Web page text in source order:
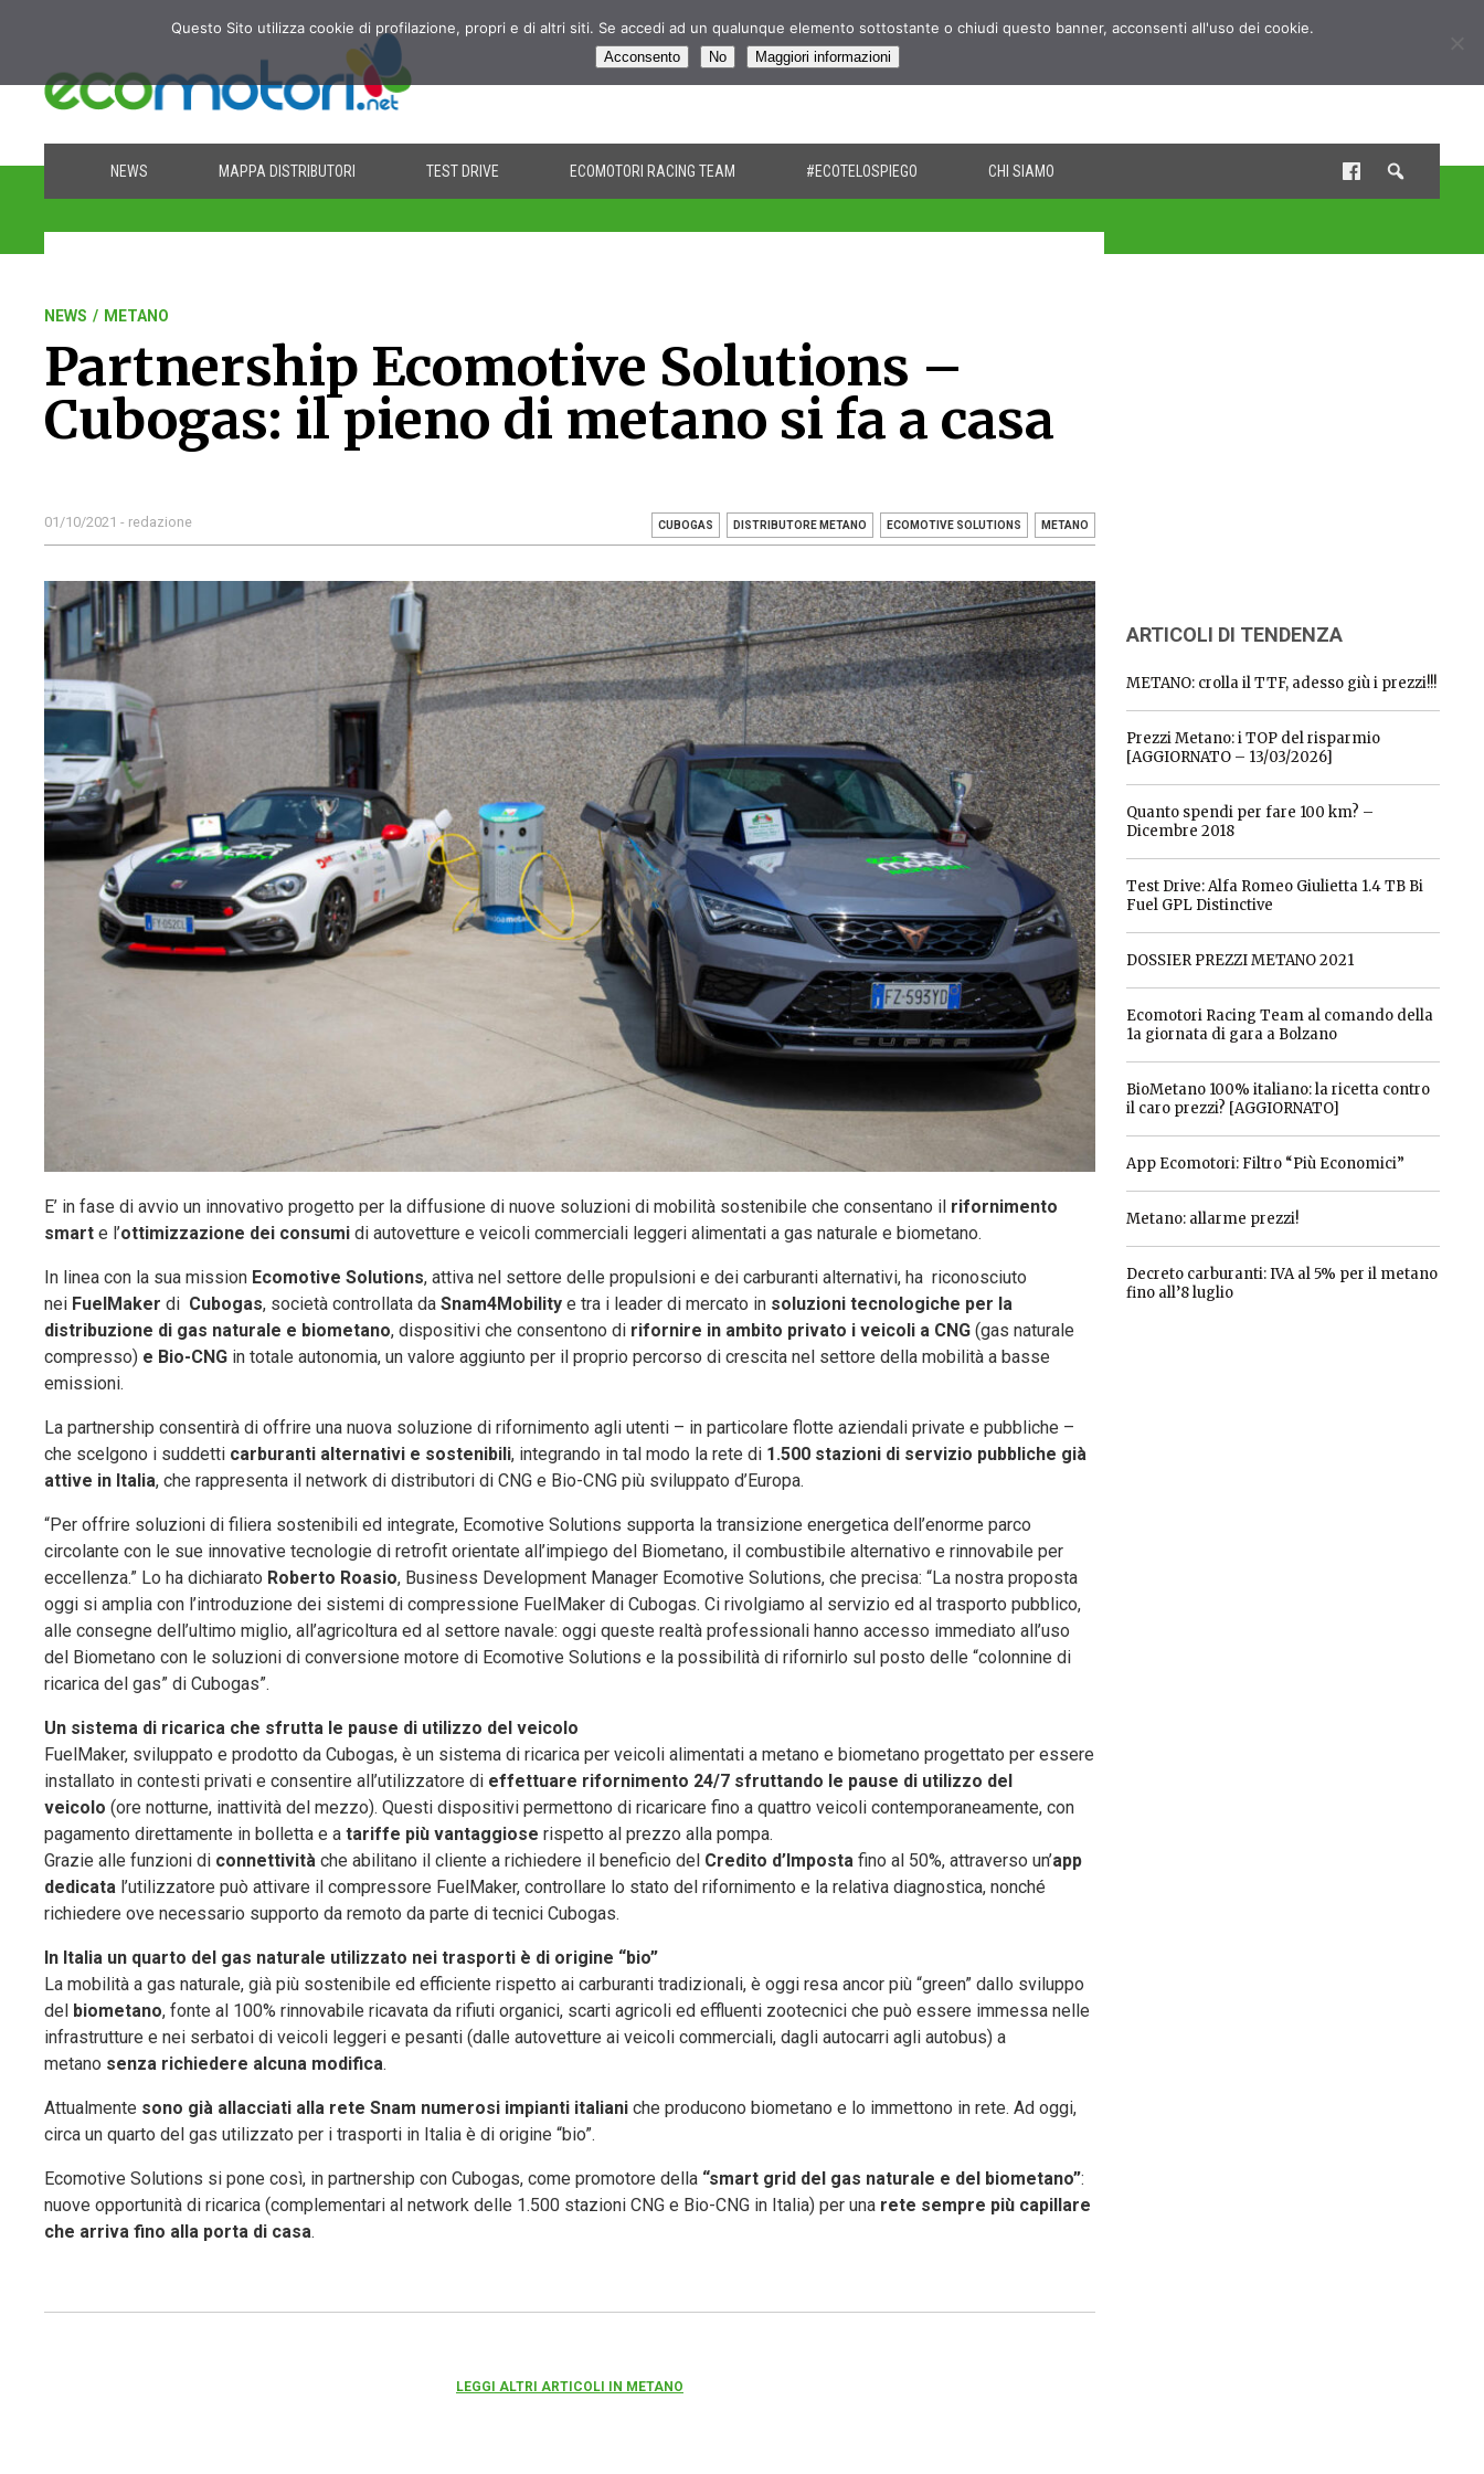
NEWS MAPPA DISTRIBUTORI TEST DRIVE ECOMOTORI RACING TEAM #ECOTELOSPIEGO CHI SIAMO
NEWS / METANO
Partnership Ecomotive Solutions –
Cubogas: il pieno di metano si fa a casa
01/10/2021 - redazione CUBOGAS DISTRIBUTORE METANO ECOMOTIVE SOLUTIONS METANO
E’ in fase di avvio un innovativo progetto per la diffusione di nuove soluzioni di mobilità sostenibile che consentano il rifornimento
smart e l’ottimizzazione dei consumi di autovetture e veicoli commerciali leggeri alimentati a gas naturale e biometano.
In linea con la sua mission Ecomotive Solutions, attiva nel settore delle propulsioni e dei carburanti alternativi, ha riconosciuto
nei FuelMaker di Cubogas, società controllata daSnam4Mobility e tra i leader di mercato in soluzioni tecnologiche per la
distribuzione di gas naturale e biometano, dispositivi che consentono di rifornire in ambito privato i veicoli a CNG(gas naturale
compresso) e Bio-CNG in totale autonomia, un valore aggiunto per il proprio percorso di crescita nel settore della mobilità a basse
emissioni.
La partnership consentirà di offrire una nuova soluzione di rifornimento agli utenti – in particolare flotte aziendali private e pubbliche –
che scelgono i suddetti carburanti alternativi e sostenibili, integrando in tal modo la rete di 1.500 stazioni di servizio pubbliche già
attive in Italia, che rappresenta il network di distributori di CNG e Bio-CNG più sviluppato d’Europa.
“Per offrire soluzioni di filiera sostenibili ed integrate, Ecomotive Solutions supporta la transizione energetica dell’enorme parco
circolante con le sue innovative tecnologie di retrofit orientate all’impiego del Biometano, il combustibile alternativo e rinnovabile per
eccellenza.” Lo ha dichiarato Roberto Roasio, Business Development Manager Ecomotive Solutions, che precisa: “La nostra proposta
oggi si amplia con l’introduzione dei sistemi di compressione FuelMaker di Cubogas. Ci rivolgiamo al servizio ed al trasporto pubblico,
alle consegne dell’ultimo miglio, all’agricoltura ed al settore navale: oggi queste realtà professionali hanno accesso immediato all’uso
del Biometano con le soluzioni di conversione motore di Ecomotive Solutions e la possibilità di rifornirlo sul posto delle “colonnine di
ricarica del gas” di Cubogas”.
Un sistema di ricarica che sfrutta le pause di utilizzo del veicolo
FuelMaker, sviluppato e prodotto da Cubogas, è un sistema di ricarica per veicoli alimentati a metano e biometano progettato per essere
installato in contesti privati e consentire all’utilizzatore di effettuare rifornimento 24/7 sfruttando le pause di utilizzo del
veicolo (ore notturne, inattività del mezzo). Questi dispositivi permettono di ricaricare fino a quattro veicoli contemporaneamente, con
pagamento direttamente in bolletta e atariffe più vantaggiose rispetto al prezzo alla pompa.
Grazie alle funzioni di connettività che abilitano il cliente a richiedere il beneficio del Credito d’Imposta fino al 50%, attraverso un’app
dedicata l’utilizzatore può attivare il compressore FuelMaker, controllare lo stato del rifornimento e la relativa diagnostica, nonché
richiedere ove necessario supporto da remoto da parte di tecnici Cubogas.
In Italia un quarto del gas naturale utilizzato nei trasporti è di origine “bio”
La mobilità a gas naturale, già più sostenibile ed efficiente rispetto ai carburanti tradizionali, è oggi resa ancor più “green” dallo sviluppo
del biometano, fonte al 100% rinnovabile ricavata da rifiuti organici, scarti agricoli ed effluenti zootecnici che può essere immessa nelle
infrastrutture e nei serbatoi di veicoli leggeri e pesanti (dalle autovetture ai veicoli commerciali, dagli autocarri agli autobus) a
metano senza richiedere alcuna modifica.
Attualmente sono già allacciati alla rete Snam numerosi impianti italianiche producono biometano e lo immettono in rete. Ad oggi,
circa un quarto del gas utilizzato per i trasporti in Italia è di origine “bio”.
Ecomotive Solutions si pone così, in partnership con Cubogas, come promotore della “smart grid del gas naturale e del biometano”:
nuove opportunità di ricarica (complementari al network delle 1.500 stazioni CNG e Bio-CNG in Italia) per una rete sempre più capillare
che arriva fino alla porta di casa.
LEGGI ALTRI ARTICOLI IN METANO
ARTICOLI DI TENDENZA
METANO: crolla il TTF, adesso giù i prezzi!!!
Prezzi Metano: i TOP del risparmio
[AGGIORNATO – 13/03/2026]
Quanto spendi per fare 100 km? –
Dicembre 2018
Test Drive: Alfa Romeo Giulietta 1.4 TB Bi
Fuel GPL Distinctive
DOSSIER PREZZI METANO 2021
Ecomotori Racing Team al comando della
1a giornata di gara a Bolzano
BioMetano 100% italiano: la ricetta contro
il caro prezzi? [AGGIORNATO]
App Ecomotori: Filtro “Più Economici”
Metano: allarme prezzi!
Decreto carburanti: IVA al 5% per il metano
fino all’8 luglio
Questo Sito utilizza cookie di profilazione, propri e di altri siti. Se accedi ad un qualunque elemento sottostante o chiudi questo banner, acconsenti all'uso dei cookie.
Acconsento No Maggiori informazioni